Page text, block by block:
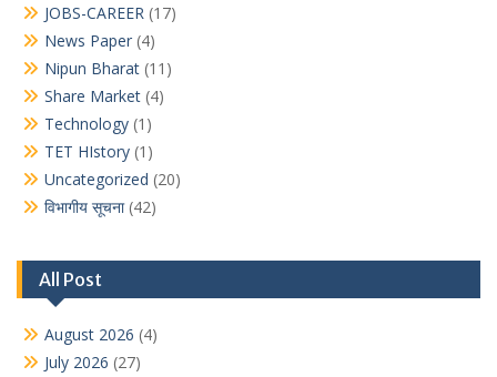
JOBS-CAREER (17)
News Paper (4)
Nipun Bharat (11)
Share Market (4)
Technology (1)
TET HIstory (1)
Uncategorized (20)
विभागीय सूचना(42)
All Post
August 2026 (4)
July 2026 (27)